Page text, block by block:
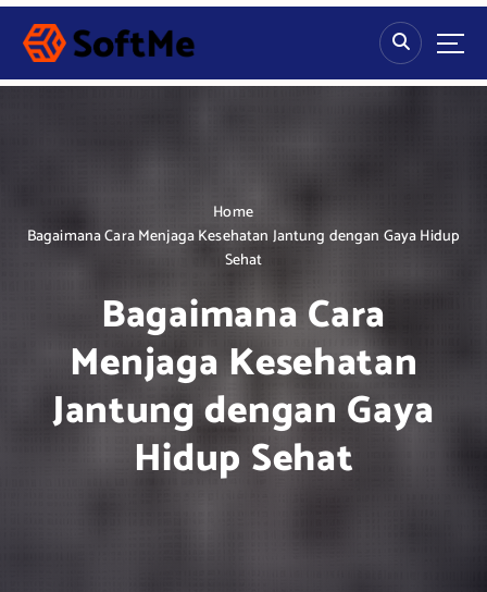
S
p
Home
Bagaimana Cara Menjaga Kesehatan Jantung dengan Gaya Hidup
Sehat
Bagaimana Cara
Menjaga Kesehatan
Jantung dengan Gaya
Hidup Sehat